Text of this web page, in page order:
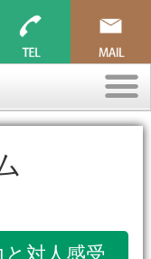
対人感受